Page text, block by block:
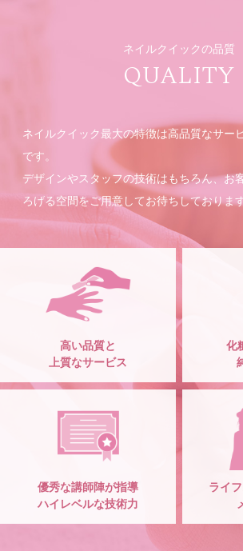
ネイルクイックの品質
QUALITY
ネイルクイック最大の特徴は高品質なサー
です。
デザインやスタッフの技術はもちろん、お
ろげる空間をご用意してお待ちしております
高い品質と
上質なサービス
化
優秀な講師陣が指導
ハイレベルな技術力
ライ